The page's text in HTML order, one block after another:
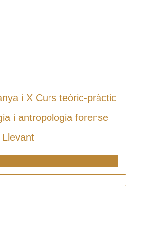
i X Curs teòric-pràctic
i antropologia forense